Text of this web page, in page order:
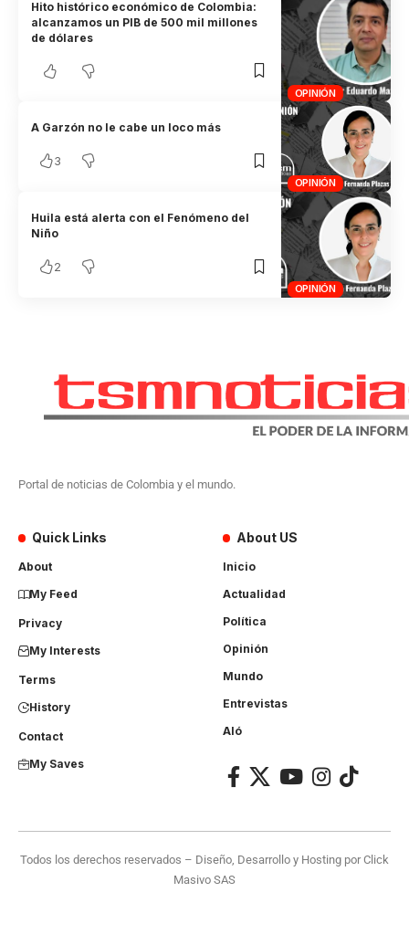
OPINIÓN
Hito histórico económico de Colombia:
alcanzamos un PIB de 500 mil millones
de dólares
OPINIÓN
A Garzón no le cabe un loco más
3
OPINIÓN
Huila está alerta con el Fenómeno del
Niño
2
Portal de noticias de Colombia y el mundo.
Quick Links
About
My Feed
Privacy
My Interests
Terms
History
Contact
My Saves
About US
Inicio
Actualidad
Política
Opinión
Mundo
Entrevistas
Aló
Todos los derechos reservados – Diseño, Desarrollo y Hosting porClick
Masivo SAS